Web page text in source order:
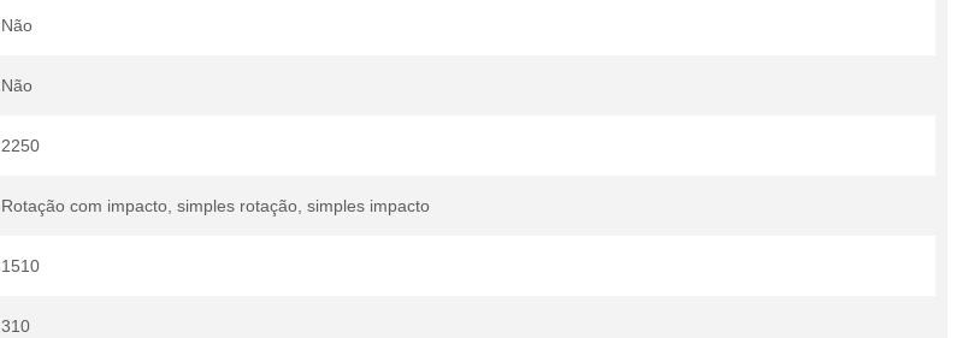
Não
Não
2250
Rotação com impacto, simples rotação, simples impacto
1510
310